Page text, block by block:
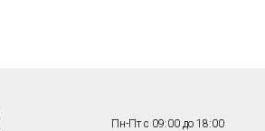
Пн-Пт с 09:00 до 18:00